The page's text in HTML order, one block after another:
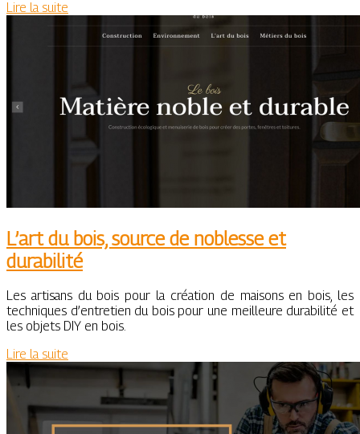
Lire la suite
L’art du bois, source de noblesse et
durabilité
Les artisans du bois pour la création de maisons en bois, les
techniques d’entretien du bois pour une meilleure durabilité et
les objets DIY en bois.
Lire la suite